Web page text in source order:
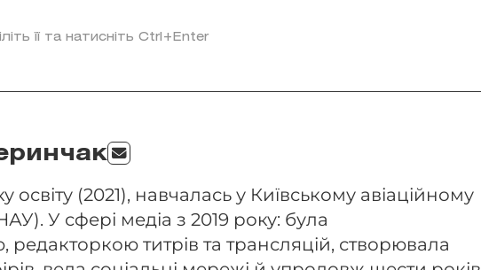
її та натисніть Ctrl+Enter
освіту (2021), навчалась у Київському авіаційному
У сфері медіа з 2019 року: була
титрів та трансляцій, створювала